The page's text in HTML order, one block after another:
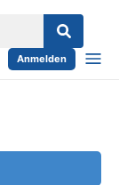
Anmelden